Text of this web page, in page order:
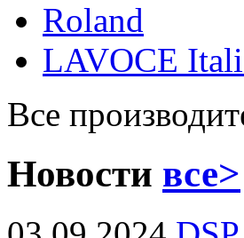
Roland
LAVOCE
Все
Новости все>